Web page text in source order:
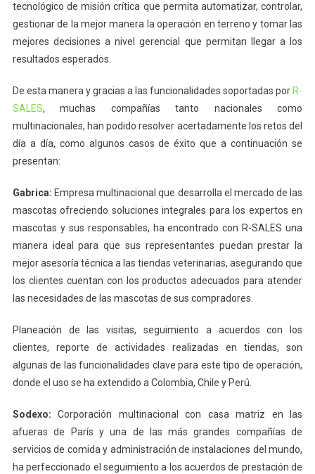
tecnológico de misión crítica que permita automatizar, controlar,
gestionar de la mejor manera la operación en terreno y tomar las
mejores decisiones a nivel gerencial que permitan llegar a los
resultados esperados.
De esta manera y gracias a las funcionalidades soportadas por R-
SALES, muchas compañías tanto nacionales como
multinacionales, han podido resolver acertadamente los retos del
día a día, como algunos casos de éxito que a continuación se
presentan:
Gabrica: Empresa multinacional que desarrolla el mercado de las
mascotas ofreciendo soluciones integrales para los expertos en
mascotas y sus responsables, ha encontrado con R-SALES una
manera ideal para que sus representantes puedan prestar la
mejor asesoría técnica a las tiendas veterinarias, asegurando que
los clientes cuentan con los productos adecuados para atender
las necesidades de las mascotas de sus compradores.
Planeación de las visitas, seguimiento a acuerdos con los
clientes, reporte de actividades realizadas en tiendas, son
algunas de las funcionalidades clave para este tipo de operación,
donde el uso se ha extendido a Colombia, Chile y Perú.
Sodexo:Corporación multinacional con casa matriz en las
afueras de París y una de las más grandes compañías de
servicios de comida y administración de instalaciones del mundo,
ha perfeccionado el seguimiento a los acuerdos de prestación de